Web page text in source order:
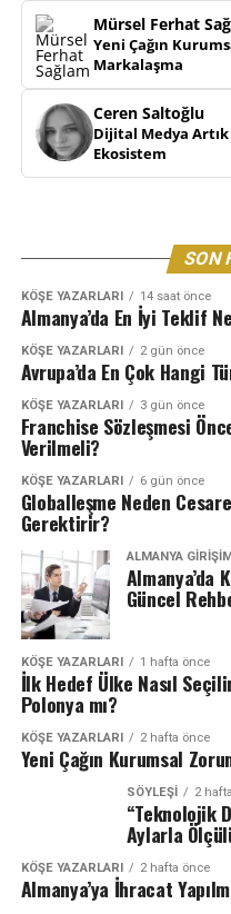
Mürsel Ferhat
Yeni Çağın
Markalaşma
Ceren Saltoğlu
Dijital Medya
Ekosistem
SON
KÖŞE YAZARLARI 14 saat önce
Almanya’da En İyi Teklif
KÖŞE YAZARLARI 2 gün önce
Avrupa’da En Çok Hangi
KÖŞE YAZARLARI 3 gün önce
Franchise Sözleşmesi
Verilmeli?
KÖŞE YAZARLARI 6 gün önce
Globalleşme Neden
Gerektirir?
ALMANYA
Güncel
KÖŞE YAZARLARI 1 hafta önce
İlk Hedef Ülke Nasıl
Polonya mı?
KÖŞE YAZARLARI 2 hafta önce
Yeni Çağın Kurumsal
SÖYLEŞİ 2
“Teknolojik
Aylarla
KÖŞE YAZARLARI 2 hafta önce
Almanya’ya İhracat